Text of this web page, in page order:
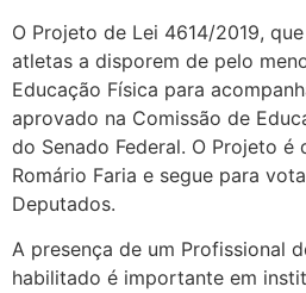
O Projeto de Lei 4614/2019,
atletas a disporem de pelo
Educação Física para
aprovado na Comissão de
do Senado Federal. O Projeto é
Romário Faria e segue para
Deputados.
A presença de um Profissional
habilitado é importante em